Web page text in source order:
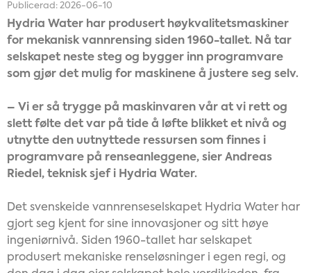
Publicerad: 2026-06-10
Hydria Water har produsert høykvalitetsmaskiner
for mekanisk vannrensing siden 1960-tallet. Nå tar
selskapet neste steg og bygger inn programvare
som gjør det mulig for maskinene å justere seg selv.
– Vi er så trygge på maskinvaren vår at vi rett og
slett følte det var på tide å løfte blikket et nivå og
utnytte den uutnyttede ressursen som finnes i
programvare på renseanleggene, sier Andreas
Riedel, teknisk sjef i Hydria Water.
Det svenskeide vannrenseselskapet Hydria Water har
gjort seg kjent for sine innovasjoner og sitt høye
ingeniørnivå. Siden 1960-tallet har selskapet
produsert mekaniske renseløsninger i egen regi, og